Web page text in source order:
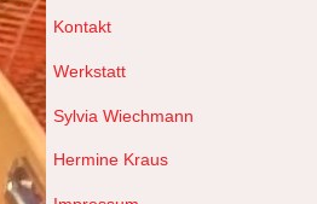
Kontakt
Werkstatt
Sylvia Wiechmann
Hermine Kraus